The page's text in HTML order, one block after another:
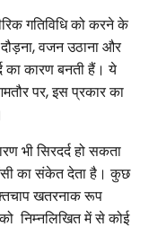
गतिविधि को करने के
वजन उठाना और
का कारण बनती हैं। ये
पर, इस प्रकार का
भी सिरदर्द हो सकता
का संकेत देता है। कुछ
खतरनाक रूप
निम्नलिखित में से कोई